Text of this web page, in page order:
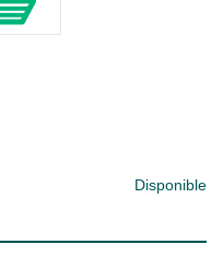
Disponible